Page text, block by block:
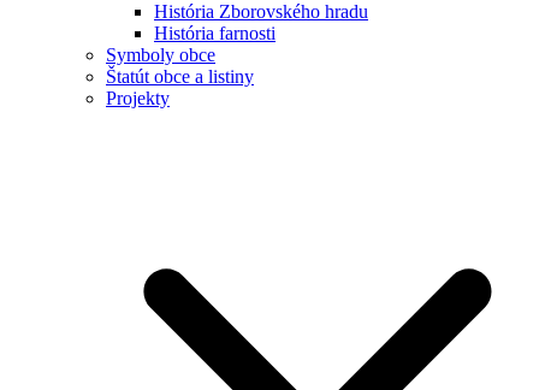
História Zborovského hradu
História farnosti
Symboly obce
Štatút obce a listiny
Projekty